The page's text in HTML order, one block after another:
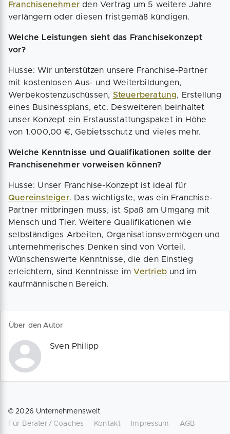
Franchisenehmer den Vertrag um 5 weitere Jahre
verlängern oder diesen fristgemäß kündigen.
Welche Leistungen sieht das Franchisekonzept
vor?
Husse: Wir unterstützen unsere Franchise-Partner
mit kostenlosen Aus- und Weiterbildungen,
Werbekostenzuschüssen, Steuerberatung, Erstellung
eines Businessplans, etc. Desweiteren beinhaltet
unser Konzept ein Erstausstattungspaket in Höhe
von 1.000,00 €, Gebietsschutz und vieles mehr.
Welche Kenntnisse und Qualifikationen sollte der
Franchisenehmer vorweisen können?
Husse: Unser Franchise-Konzept ist ideal für
Quereinsteiger. Das wichtigste, was ein Franchise-
Partner mitbringen muss, ist Spaß am Umgang mit
Mensch und Tier. Weitere Qualifikationen wie
selbständiges Arbeiten, Organisationsvermögen und
unternehmerisches Denken sind von Vorteil.
Wünschenswerte Kenntnisse, die den Einstieg
erleichtern, sind Kenntnisse imVertrieb und im
kaufmännischen Bereich.
Über den Autor
Sven Philipp
©2026 Unternehmenswelt
Für Berater / Coaches
Kontakt Impressum AGB